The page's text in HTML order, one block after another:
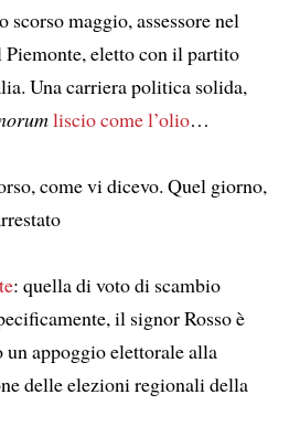
scorso maggio, assessore nel
eletto con il partito
Una carriera politica solida,
liscio come l’olio…
come vi dicevo. Quel giorno,
: quella di voto di scambio
il signor Rosso è
un appoggio elettorale alla
delle elezioni regionali della